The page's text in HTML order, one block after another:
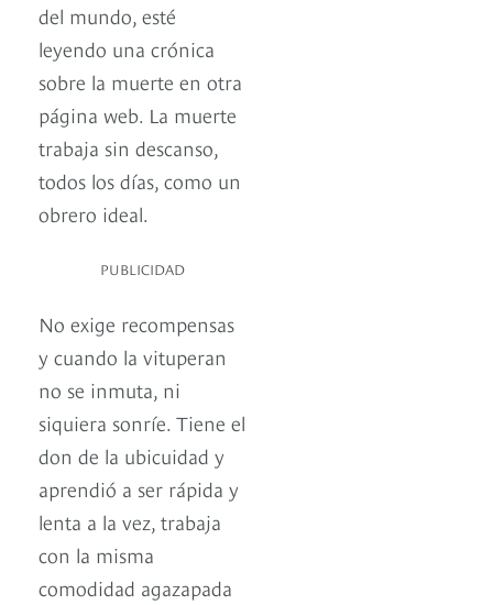
del mundo, esté
leyendo una crónica
sobre la muerte en otra
página web. La muerte
trabaja sin descanso,
todos los días, como un
obrero ideal.
PUBLICIDAD
No exige recompensas
y cuando la vituperan
no se inmuta, ni
siquiera sonríe. Tiene el
don de la ubicuidad y
aprendió a ser rápida y
lenta a la vez, trabaja
con la misma
comodidad agazapada